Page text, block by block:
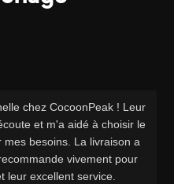
chez CocoonPeak ! Leur
et m'a aidé à choisir le
besoins. La livraison a
vivement pour
leur excellent service.